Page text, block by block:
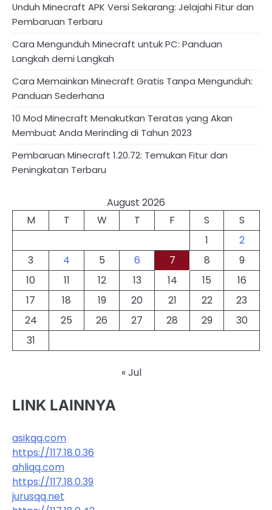
Unduh Minecraft APK Versi Sekarang: Jelajahi Fitur dan
Pembaruan Terbaru
Cara Mengunduh Minecraft untuk PC: Panduan
Langkah demi Langkah
Cara Memainkan Minecraft Gratis Tanpa Mengunduh:
Panduan Sederhana
10 Mod Minecraft Menakutkan Teratas yang Akan
Membuat Anda Merinding di Tahun 2023
Pembaruan Minecraft 1.20.72: Temukan Fitur dan
Peningkatan Terbaru
August 2026
M
T W T F S
S
1
2
3
4 5 6 7 8
9
10
11 12 13 14 15
16
17
18 19 20 21 22
23
24
25 26 27 28 29
30
31
« Jul
LINK LAINNYA
asikqq.com
https://117.18.0.36
ahliqq.com
https://117.18.0.39
jurusqq.net